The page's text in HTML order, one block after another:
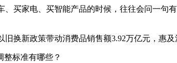
家电、买智能产品的时候，往往会问一句有
换新政策带动消费品销售额3.92万亿元，惠及
标准有哪些？